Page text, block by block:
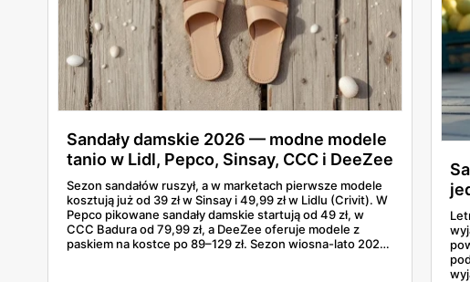
Sandały damskie 2026 — modne modele
tanio w Lidl, Pepco, Sinsay, CCC i DeeZee
od 39 zł
Sezon sandałów ruszył, a w marketach pierwsze modele
kosztują już od 39 zł w Sinsay i 49,99 zł w Lidlu (Crivit). W
Pepco pikowane sandały damskie startują od 49 zł, w
CCC Badura od 79,99 zł, a DeeZee oferuje modele z
paskiem na kostce po 89–129 zł. Sezon wiosna-lato 2026